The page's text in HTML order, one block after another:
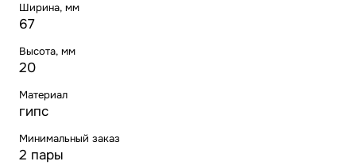
Ширина, мм
67
Высота, мм
20
Материал
гипс
Минимальный заказ
2 пары